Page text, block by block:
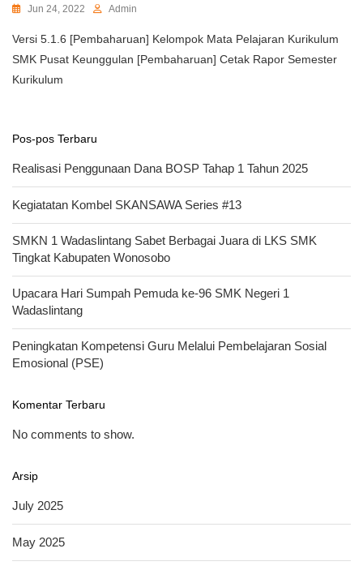
Jun 24, 2022 Admin
Versi 5.1.6 [Pembaharuan] Kelompok Mata Pelajaran Kurikulum
SMK Pusat Keunggulan [Pembaharuan] Cetak Rapor Semester
Kurikulum
Pos-pos Terbaru
Realisasi Penggunaan Dana BOSP Tahap 1 Tahun 2025
Kegiatatan Kombel SKANSAWA Series #13
SMKN 1 Wadaslintang Sabet Berbagai Juara di LKS SMK
Tingkat Kabupaten Wonosobo
Upacara Hari Sumpah Pemuda ke-96 SMK Negeri 1
Wadaslintang
Peningkatan Kompetensi Guru Melalui Pembelajaran Sosial
Emosional (PSE)
Komentar Terbaru
No comments to show.
Arsip
July 2025
May 2025